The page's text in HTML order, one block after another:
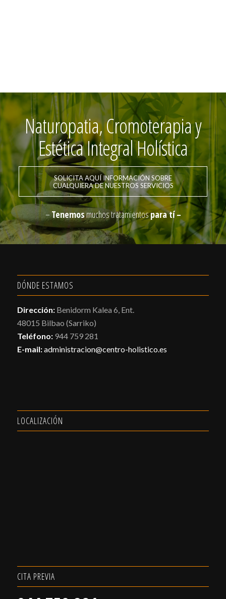
Naturopatia, Cromoterapia y
Estética Integral Holística
SOLICITA AQUÍ INFORMACIÓN SOBRE
CUALQUIERA DE NUESTROS SERVICIOS
–Tenemosmuchos tratamientospara tí –
DÓNDE ESTAMOS
Dirección:Benidorm Kalea 6, Ent.
48015 Bilbao (Sarriko)
Teléfono:944 759 281
E-mail:administracion@centro-holistico.es
LOCALIZACIÓN
CITA PREVIA